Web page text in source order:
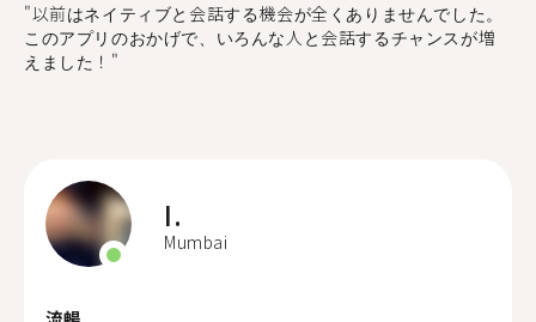
"以前はネイティブと会話する機会が全くありませんでした。
このアプリのおかげで、いろんな人と会話するチャンスが増
えました！"
I.
Mumbai